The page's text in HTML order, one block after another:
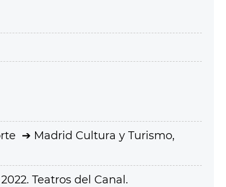
Madrid Cultura y Turismo,
Teatros del Canal.